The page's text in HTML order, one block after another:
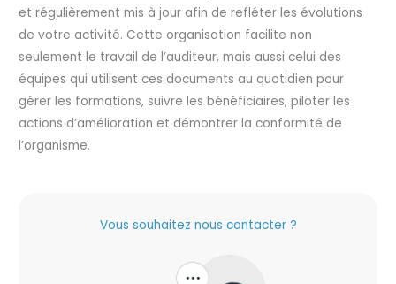
et régulièrement mis à jour afin de refléter les évolutions
de votre activité. Cette organisation facilite non
seulement le travail de l’auditeur, mais aussi celui des
équipes qui utilisent ces documents au quotidien pour
gérer les formations, suivre les bénéficiaires, piloter les
actions d’amélioration et démontrer la conformité de
l’organisme.
Vous souhaitez nous contacter ?